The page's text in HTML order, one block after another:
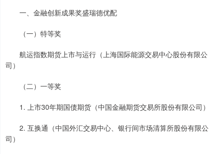
一、金融创新成果奖盛瑞德优配
（一）特等奖
航运指数期货上市与运行（上海国际能源交易中心股份有限公
司）
（二）一等奖
1. 上市30年期国债期货（中国金融期货交易所股份有限公司）
2. 互换通（中国外汇交易中心、银行间市场清算所股份有限公
司）